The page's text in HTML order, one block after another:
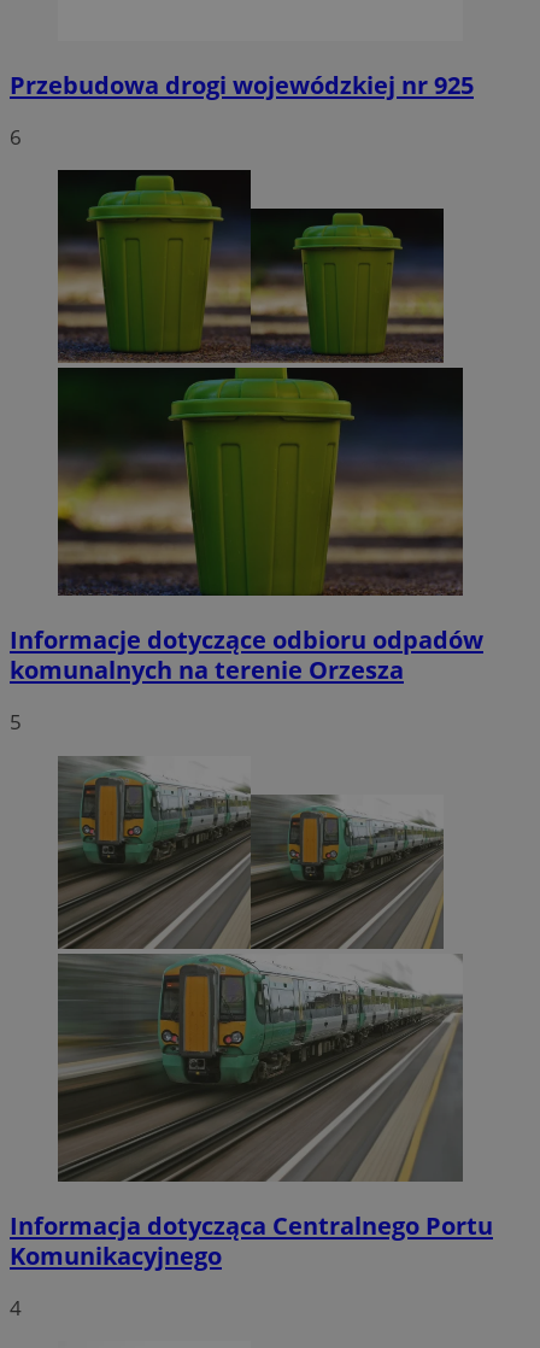
Przebudowa drogi wojewódzkiej nr 925
6
Informacje dotyczące odbioru odpadów
komunalnych na terenie Orzesza
5
Informacja dotycząca Centralnego Portu
Komunikacyjnego
4